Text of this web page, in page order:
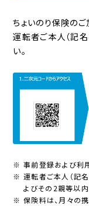
ちょいのり保険の
運転者ご本人（記
い。
※ 事前登録および利
※ 運転者ご本人（記名
よびその2親等以内
※ 保険料は、月々の携